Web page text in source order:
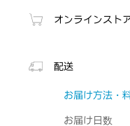
オンラインスト
配送
お届け方法・
お届け日数